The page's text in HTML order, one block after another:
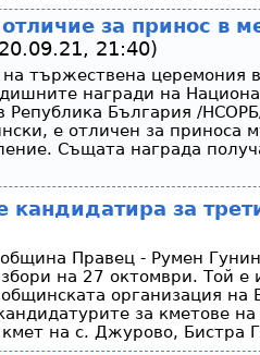
за принос в
21:40)
на тържествена церемония
награди на
Република България /
е отличен за приноса
Същата награда
кандидатира за
Правец - Румен
на 27 октомври. Той е
организация
за кметове
на с. Джурово, Бистра